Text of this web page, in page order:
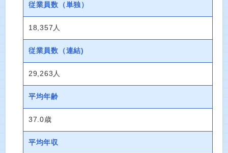
従業員数 （単独）
18,357人
従業員数 （連結)
29,263人
平均年齢
37.0歳
平均年収